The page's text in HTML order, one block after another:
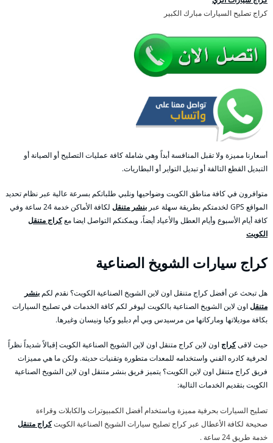
كراج تصليح السيارات مبارك الكبير
أسعارنا مميزة ولا تقبل المنافسة أبداً وهي شاملة كافة عمليات التصليح أو الصيانة أو
التبديل القطع التالفة أو تبديل التواير أو البطاريات.
متوافرون في كافة مناطق الكويت وضواحيها ونلبي طلباتكم بسرعة عالية عبر نظام تحديد
المواقع GPS لخدمتكم بطريقة سهلة عبر
بنشر متنقل
لكافة الأماكن خدمة 24 ساعة وفي
كافة أيام الأسبوع وأيام العطل والأعياد أيضاً، ويمكنكم التواصل ايضا معكراج متنقل
الكويت
كراج سيارات الشويخ الصناعية
هل تبحث عن أفضل كراج متنقل اون لاين الشويخ الصناعية الكويت؟ نقدم لكم بنشر
متنقلاون لاين الشويخ الصناعية بالكويت ليوفر لكم كافة الخدمات في تصليح السيارات
بكافة موديلاتها وماركاتها من مرسيدس وبي أم دبليو وكيا ونيسان وغيرها.
حيث لاقىكراج اون لاين كراج متنقل اون لاين الشويخ الصناعية الكويت إقبالاً شديداً نظراً
لحرفية كادره الفني واستخدامه للمعدات متطورة وتقنيات حديثة. ولكن ما هي مميزات
فريق كراج متنقل اون لاين الكويت؟ يتميز فريق بنشر متنقل اون لاين الشويخ الصناعية
الكويت بتقديم الخدمات التالية:
تصليح السيارات بحرفية مميزة وباستخدام أفضل الكمبيوترات والكابلات وقراءة
صحيحة لكافة الأعطال عبر كراج تصليح سيارات الشويخ الصناعية الكويتكراج متنقل
خدمة طريق 24 ساعة .